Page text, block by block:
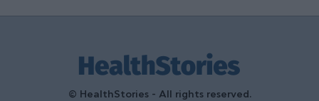
© HealthStories - All rights reserved.